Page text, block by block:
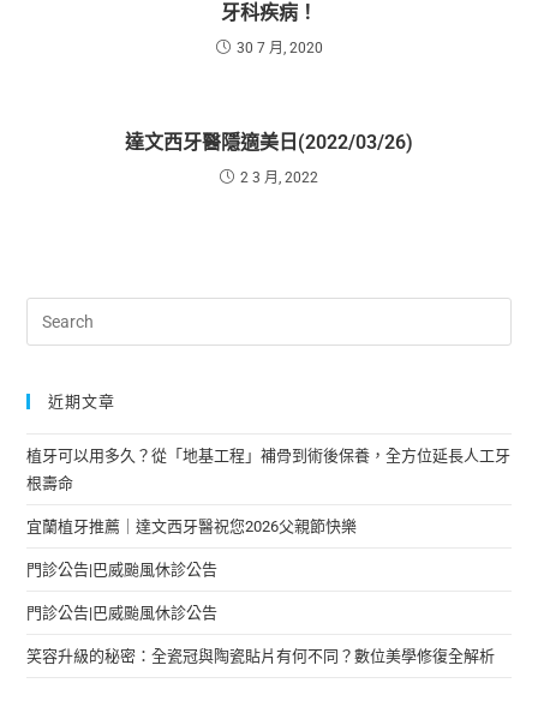
牙科疾病！
30 7 月, 2020
達文西牙醫隱適美日(2022/03/26)
2 3 月, 2022
近期文章
植牙可以用多久？從「地基工程」補骨到術後保養，全方位延長人工牙
根壽命
宜蘭植牙推薦｜達文西牙醫祝您2026父親節快樂
門診公告|巴威颱風休診公告
門診公告|巴威颱風休診公告
笑容升級的秘密：全瓷冠與陶瓷貼片有何不同？數位美學修復全解析